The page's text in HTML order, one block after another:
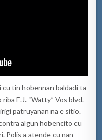
tin hobennan baldadi ta
E.J. “Watty” Vos blvd.
patruyanan na e sitio.
algun hobencito cu
Polis a atende cu nan